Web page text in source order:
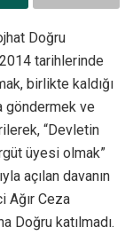
Doğru
tarihlerinde
birlikte kaldığı
göndermek ve
“Devletin
üyesi olmak”
açılan davanın
Ağır Ceza
Doğru katılmadı.